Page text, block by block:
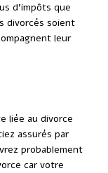
d’impôts que
divorcés soient
leur
liée au divorce
assurés par
probablement
car votre